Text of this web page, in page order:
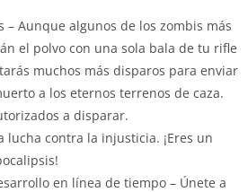
– Aunque algunos de los zombis más
el polvo con una sola bala de tu rifle
muchos más disparos para enviar
a los eternos terrenos de caza.
a disparar.
lucha contra la injusticia. ¡Eres un
en línea de tiempo – Únete a